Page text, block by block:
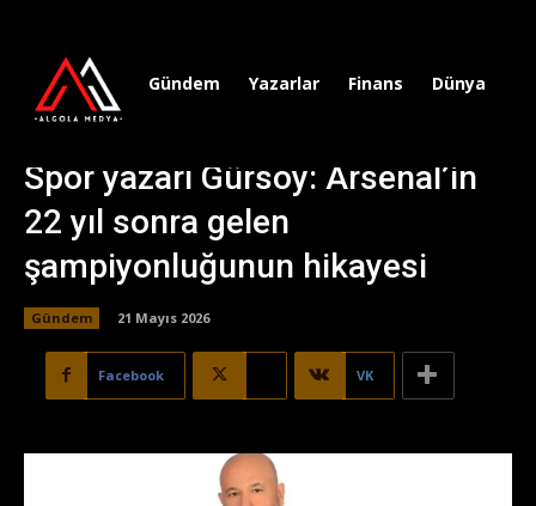
Gündem Yazarlar Finans Dünya
Spor yazarı Gürsoy: Arsenal’in
22 yıl sonra gelen
şampiyonluğunun hikayesi
Gündem 21 Mayıs 2026
Facebook VK